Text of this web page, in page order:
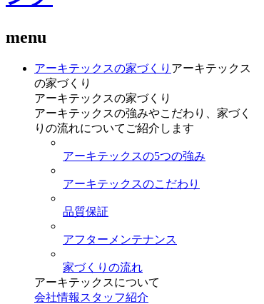
menu
アーキテックスの家づくり アーキテックス
の家づくり
アーキテックスの家づくり
アーキテックスの強みやこだわり、家づく
りの流れについてご紹介します
アーキテックスの5つの強み
アーキテックスのこだわり
品質保証
アフターメンテナンス
家づくりの流れ
アーキテックスについて
会社情報 スタッフ紹介